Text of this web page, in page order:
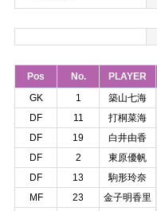
Pos No. PLAYER
GK
1 築山七海
DF 11
打桐菜海
DF
19
白井由香
DF
2
東原優帆
DF
13
駒形玲奈
MF
23
金子明香里